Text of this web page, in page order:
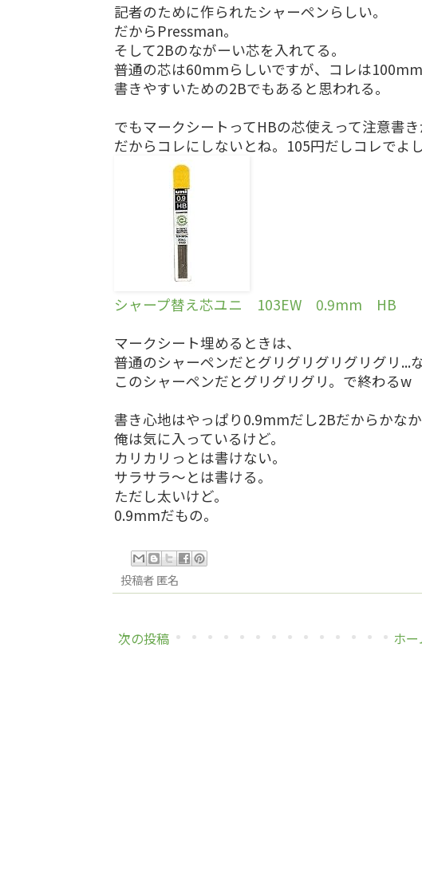
記者のために作られたシャーペンらしい。
だからPressman。
そして2Bのながーい芯を入れてる。
普通の芯は60mmらしいですが、コレは100mm
書きやすいための2Bでもあると思われる。
でもマークシートってHBの芯使えって注意書
だからコレにしないとね。105円だしコレでよ
シャープ替え芯ユニ 103EW 0.9mm HB
マークシート埋めるときは、
普通のシャーペンだとグリグリグリグリグリ...
このシャーペンだとグリグリグリ。で終わるw
書き心地はやっぱり0.9mmだし2Bだからかなか
俺は気に入っているけど。
カリカリっとは書けない。
サラサラ～とは書ける。
ただし太いけど。
0.9mmだもの。
投稿者匿名
次の投稿 ホー